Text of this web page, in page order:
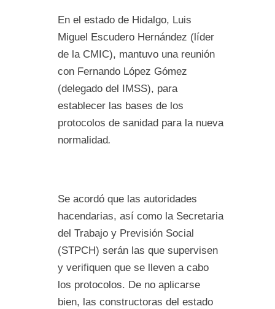
En el estado de Hidalgo, Luis
Miguel Escudero Hernández (líder
de la CMIC), mantuvo una reunión
con Fernando López Gómez
(delegado del IMSS), para
establecer las bases de los
protocolos de sanidad para la nueva
normalidad.
Se acordó que las autoridades
hacendarias, así como la Secretaria
del Trabajo y Previsión Social
(STPCH) serán las que supervisen
y verifiquen que se lleven a cabo
los protocolos. De no aplicarse
bien, las constructoras del estado